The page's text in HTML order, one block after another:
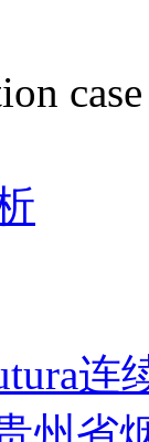
case
连